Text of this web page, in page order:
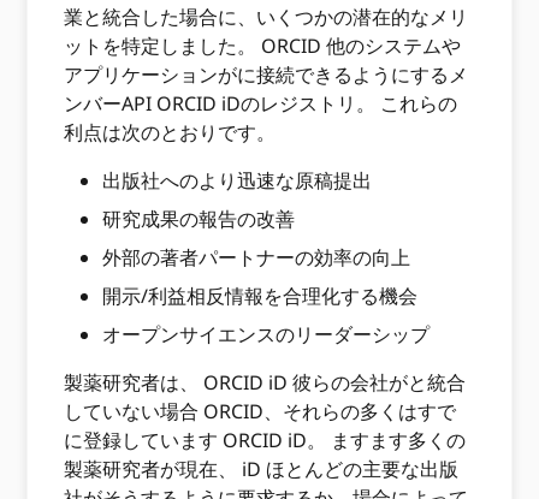
業と統合した場合に、いくつかの潜在的なメリ
ットを特定しました。 ORCID 他のシステムや
アプリケーションがに接続できるようにするメ
ンバーAPI ORCID iDのレジストリ。 これらの
利点は次のとおりです。
出版社へのより迅速な原稿提出
研究成果の報告の改善
外部の著者パートナーの効率の向上
開示/利益相反情報を合理化する機会
オープンサイエンスのリーダーシップ
製薬研究者は、 ORCID iD 彼らの会社がと統合
していない場合 ORCID、それらの多くはすで
に登録しています ORCID iD。 ますます多くの
製薬研究者が現在、 iD ほとんどの主要な出版